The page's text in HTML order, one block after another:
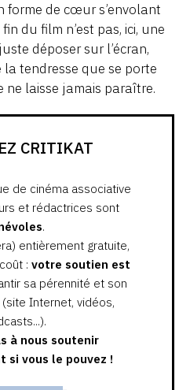
forme de cœur s’envolant
du film n’est pas, ici, une
déposer sur l’écran,
tendresse que se porte
ne laisse jamais paraître.
CRITIKAT
de cinéma associative
et rédactrices sont
.
entièrement gratuite,
: votre soutien est
sa pérennité et son
Internet, vidéos,
à nous soutenir
si vous le pouvez !